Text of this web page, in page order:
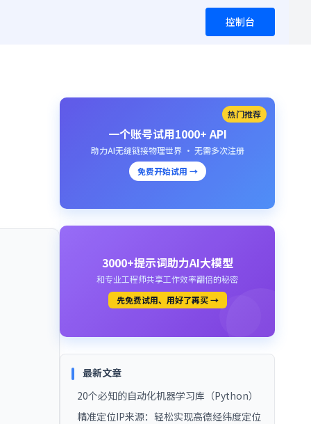
控制台
热门推荐
一个账号试用1000+ API
助力AI无缝链接物理世界 · 无需多次注册
免费开始试用 →
3000+提示词助力AI大模型
和专业工程师共享工作效率翻倍的秘密
先免费试用、用好了再买 →
最新文章
20个必知的自动化机器学习库（Python）
精准定位IP来源：轻松实现高德经纬度定位